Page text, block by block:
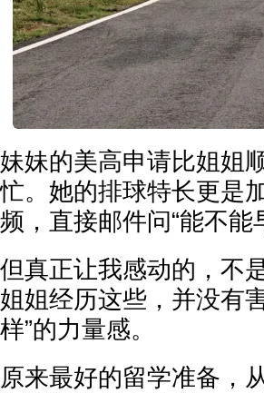
妹妹的美高申请比姐姐
忙。她的排球特长更是
频，直接邮件问“能不能
但真正让我感动的，不
姐姐经历这些，并没有
样”的力量感。
原来最好的留学准备，